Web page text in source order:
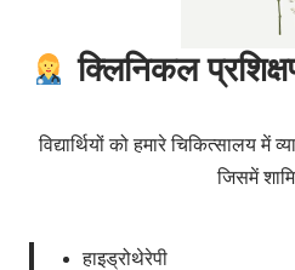
क्लिनिकल
विद्यार्थियों को हमारे चिकित्सालय में
जिसमें
हाइड्रोथेरेपी